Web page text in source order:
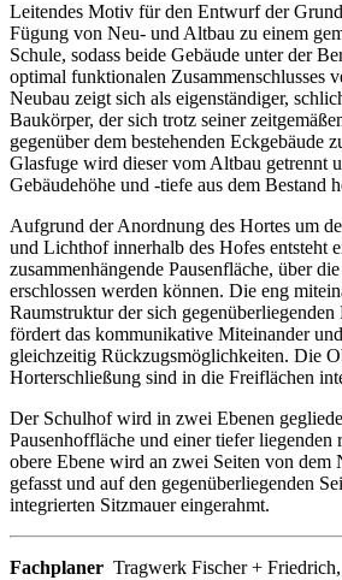
Leitendes Motiv für den Entwurf der
Fügung von Neu- und Altbau zu einem
Schule, sodass beide Gebäude unter der
optimal funktionalen Zusammenschlusses
Neubau zeigt sich als eigenständiger,
Baukörper, der sich trotz seiner
gegenüber dem bestehenden Eckgebäude
Glasfuge wird dieser vom Altbau getrennt
Gebäudehöhe und -tiefe aus dem Bestand
Aufgrund der Anordnung des Hortes um
und Lichthof innerhalb des Hofes entsteht
zusammenhängende Pausenfläche, über
erschlossen werden können. Die eng
Raumstruktur der sich gegenüberliegenden
fördert das kommunikative Miteinander
gleichzeitig Rückzugsmöglichkeiten. Die
Horterschließung sind in die Freiflächen
Der Schulhof wird in zwei Ebenen
Pausenhoffläche und einer tiefer liegenden
obere Ebene wird an zwei Seiten von dem
gefasst und auf den gegenüberliegenden
integrierten Sitzmauer eingerahmt.
Fachplaner Tragwerk Fischer +